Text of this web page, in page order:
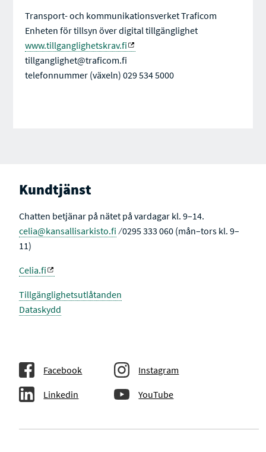
Transport- och kommunikationsverket Traficom
Enheten för tillsyn över digital tillgänglighet
www.tillganglighetskrav.fi
tillganglighet@traficom.fi
telefonnummer (växeln) 029 534 5000
Kundtjänst
Chatten betjänar på nätet på vardagar kl. 9–14.
celia@kansallisarkisto.fi ⁄ 0295 333 060 (mån–tors kl. 9–
11)
Celia.fi
Tillgänglighetsutlåtanden
Dataskydd
Facebook Instagram
Linkedin YouTube